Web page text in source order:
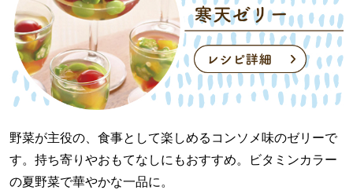
野菜が主役の、食事として楽しめるコンソメ味のゼリーで
す。持ち寄りやおもてなしにもおすすめ。ビタミンカラー
の夏野菜で華やかな一品に。